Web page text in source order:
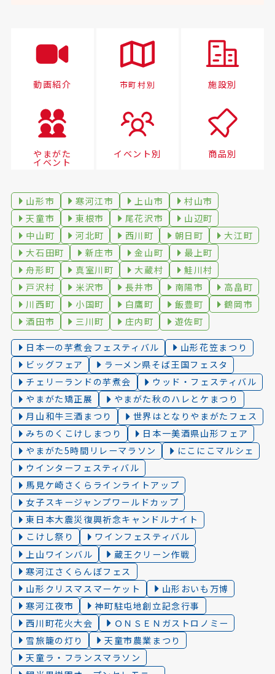
動画紹介 市町村別 施設別
やまがた
イベント
イベント別 商品別
山形市 寒河江市 上山市
村山市
天童市
東根市 尾花沢市
山辺町
中山町
河北町 西川町 朝日町
大江町
大石田町
新庄市 金山町
最上町
舟形町
真室川町 大蔵村
鮭川村
戸沢村
米沢市 長井市 南陽市
高畠町
川西町
小国町 白鷹町 飯豊町
鶴岡市
酒田市
三川町 庄内町 遊佐町
日本一の芋煮会フェスティバル
山形花笠まつり
ビッグフェア
ラーメン県そば王国フェスタ
チェリーランドの芋煮会
ウッド・フェスティバル
やまがた矯正展
やまがた秋のハレとケまつり
月山和牛三酒まつり
世界はとなりやまがたフェス
みちのくこけしまつり
日本一美酒県山形フェア
やまがた5時間リレーマラソン
にこにこマルシェ
ウインターフェスティバル
馬見ケ崎さくらラインライトアップ
女子スキージャンプワールドカップ
東日本大震災復興祈念キャンドルナイト
こけし祭り
ワインフェスティバル
上山ワインバル
蔵王クリーン作戦
寒河江さくらんぼフェス
山形クリスマスマーケット
山形おいも万博
寒河江夜市
神町駐屯地創立記念行事
西川町花火大会
ＯＮＳＥＮガストロノミー
雪旅籠の灯り️
天童市農業まつり
天童ラ・フランスマラソン